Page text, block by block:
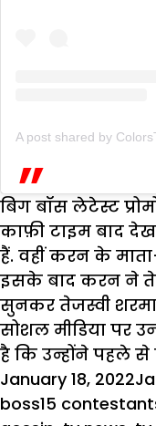
A post shared by
बिग बॉस लेटेस्ट
काफ़ी टाइम बाद
हैं. वहीं करन के
इसके बाद करन ने
सुनकर तेजस्वी
सोशल मीडिया पर
है कि उन्होंने पहले से
Posted
on
January 18, 2022
boss15